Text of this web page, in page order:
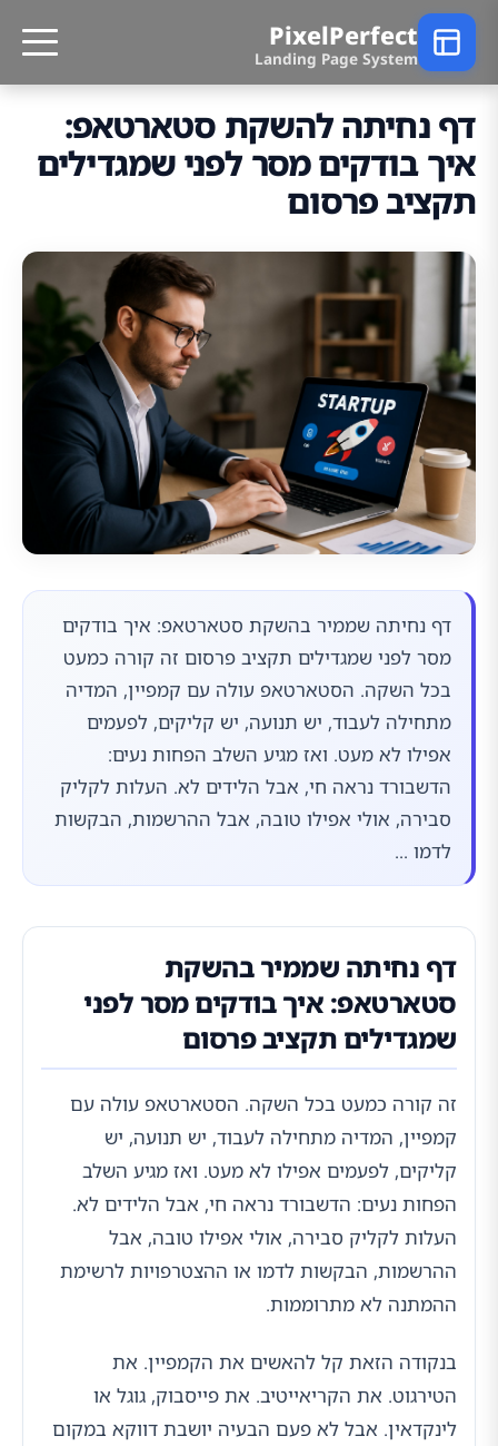
PixelPerfect
Landing Page System
דף נחיתה להשקת סטארטאפ:
איך בודקים מסר לפני שמגדילים
תקציב פרסום
דף נחיתה שממיר בהשקת סטארטאפ: איך בודקים
מסר לפני שמגדילים תקציב פרסום זה קורה כמעט
בכל השקה. הסטארטאפ עולה עם קמפיין, המדיה
מתחילה לעבוד, יש תנועה, יש קליקים, לפעמים
אפילו לא מעט. ואז מגיע השלב הפחות נעים:
הדשבורד נראה חי, אבל הלידים לא. העלות לקליק
סבירה, אולי אפילו טובה, אבל ההרשמות, הבקשות
לדמו ...
דף נחיתה שממיר בהשקת
סטארטאפ: איך בודקים מסר לפני
שמגדילים תקציב פרסום
זה קורה כמעט בכל השקה. הסטארטאפ עולה עם
קמפיין, המדיה מתחילה לעבוד, יש תנועה, יש
קליקים, לפעמים אפילו לא מעט. ואז מגיע השלב
הפחות נעים: הדשבורד נראה חי, אבל הלידים לא.
העלות לקליק סבירה, אולי אפילו טובה, אבל
ההרשמות, הבקשות לדמו או ההצטרפויות לרשימת
ההמתנה לא מתרוממות.
בנקודה הזאת קל להאשים את הקמפיין. את
הטירגוט. את הקריאייטיב. את פייסבוק, גוגל או
לינקדאין. אבל לא פעם הבעיה יושבת דווקא במקום